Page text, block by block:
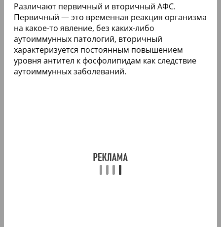
Различают первичный и вторичный АФС.
Первичный — это временная реакция организма
на какое-то явление, без каких-либо
аутоиммунных патологий, вторичный
характеризуется постоянным повышением
уровня антител к фосфолипидам как следствие
аутоиммунных заболеваний.